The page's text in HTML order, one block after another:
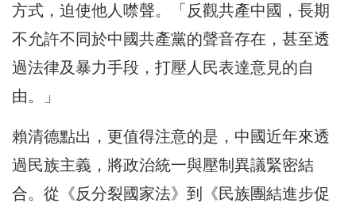
方式，迫使他人噤聲。「反觀共產中國，長期
不允許不同於中國共產黨的聲音存在，甚至透
過法律及暴力手段，打壓人民表達意見的自
由。」
賴清德點出，更值得注意的是，中國近年來透
過民族主義，將政治統一與壓制異議緊密結
合。從《反分裂國家法》到《民族團結進步促